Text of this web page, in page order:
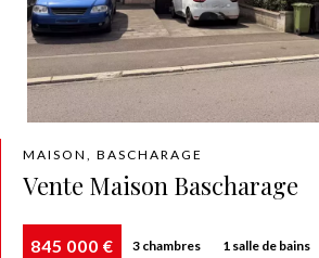
MAISON, BASCHARAGE
Vente Maison Bascharage
845 000 € 3 chambres 1 salle de bains